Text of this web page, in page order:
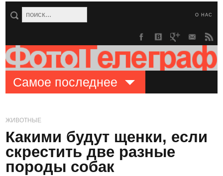
О НАС
Самое последнее
ЖИВОТНЫЕ
Какими будут щенки, если
скрестить две разные
породы собак